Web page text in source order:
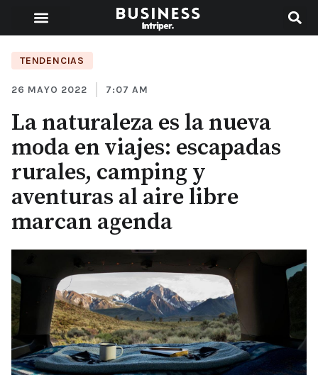
TENDENCIAS
26 MAYO 2022 7:07 AM
La naturaleza es la nueva
moda en viajes: escapadas
rurales, camping y
aventuras al aire libre
marcan agenda